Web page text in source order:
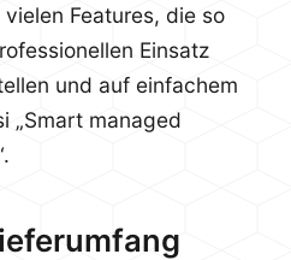
Features, die so
Einsatz
und auf einfachem
„Smart managed